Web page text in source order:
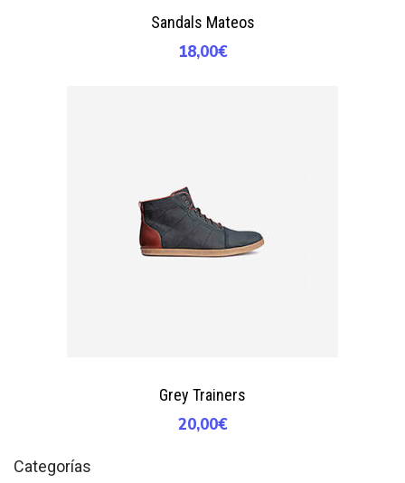
Añadir Al Carrito
Sandals Mateos
18,00€
Añadir Al Carrito
Grey Trainers
20,00€
Categorías